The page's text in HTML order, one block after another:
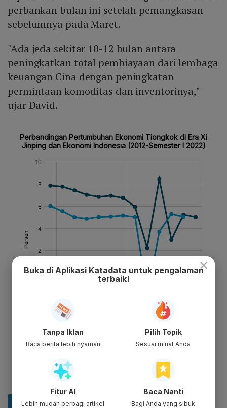
perbankan bulan ini setelah pemangkasan
sebelumnya pada Maret.
"Ada jeda sekitar 10-12 bulan antara
peningkatkan total pembiayaan dari lembaga
keuangan Cina dengan peningkatan
permintaan komoditas dan inventorinya,"
ujar David.
×
Buka di Aplikasi Katadata untuk pengalaman
terbaik!
Tanpa Iklan
Baca berita lebih nyaman
Pilih Topik
Sesuai minat Anda
Fitur AI
Lebih mudah berbagi artikel
Baca Nanti
Bagi Anda yang sibuk